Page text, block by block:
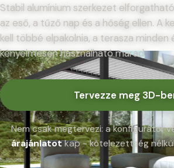
Stabil alumínium szerkezet
az eső, a tűző nap és a hőség ellen. A
kell többé elpakolnia, a terasza minden
kényelmesen használható marad.
Tervezze meg 3D-
Nem csak megtervezi: a konfigurátor
árajánlatotkap - kötelezettség